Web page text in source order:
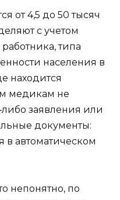
от 4,5 до 50 тысяч
с учетом
типа
населения в
находится
медикам не
заявления или
документы:
в автоматическом
непонятно, по